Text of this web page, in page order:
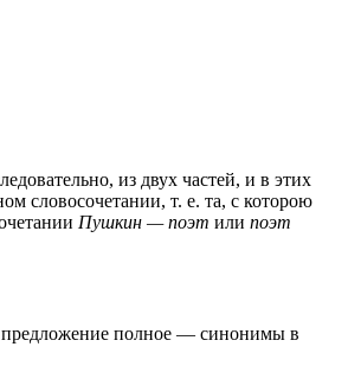
из двух частей, и в этих
словосочетании, т. е. та, с которою
Пушкин — поэт или поэт
предложение полное — синонимы в